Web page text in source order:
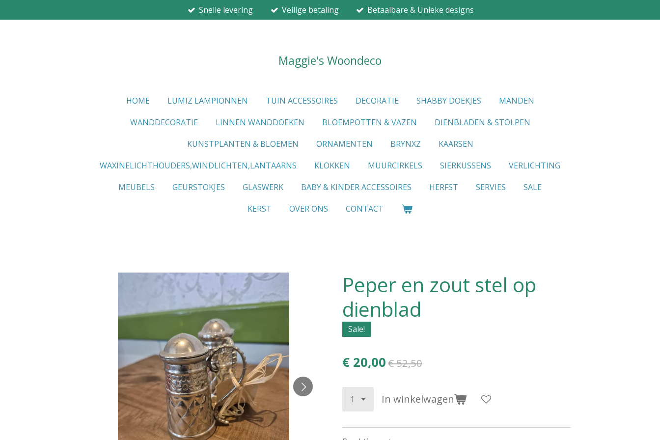
direct
Snelle levering Veilige betaling Betaalbare & Unieke designs
Maggie's Woondeco
HOME LUMIZ LAMPIONNEN TUIN ACCESSOIRES DECORATIE SHABBY DOEKJES
MANDEN
WANDDECORATIE
LINNEN WANDDOEKEN BLOEMPOTTEN & VAZEN
DIENBLADEN & STOLPEN
KUNSTPLANTEN & BLOEMEN
ORNAMENTEN BRYNXZ
KAARSEN
WAXINELICHTHOUDERS,WINDLICHTEN,LANTAARNS
KLOKKEN MUURCIRKELS SIERKUSSENS
VERLICHTING
MEUBELS
GEURSTOKJES GLASWERK BABY & KINDER ACCESSOIRES HERFST SERVIES
SALE
KERST
OVER ONS CONTACT
Peper en zout stel op
dienblad
Sale!
€ 20,00€ 52,50
In winkelwagen